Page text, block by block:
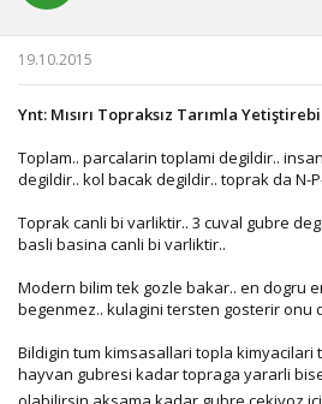
19.10.2015
Ynt: Mısırı Topraksız Tarımla
Toplam.. parcalarin toplami degildir..
degildir.. kol bacak degildir.. toprak da N-
Toprak canli bi varliktir.. 3 cuval gubre
basli basina canli bi varliktir..
Modern bilim tek gozle bakar.. en dogru
begenmez.. kulagini tersten gosterir onu
Bildigin tum kimsasallari topla kimyacilari
hayvan gubresi kadar topraga yararli